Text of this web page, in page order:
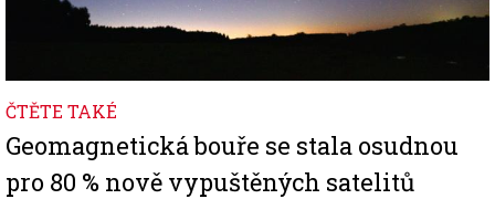
ČTĚTE TAKÉ
Geomagnetická bouře se stala osudnou
pro 80 % nově vypuštěných satelitů